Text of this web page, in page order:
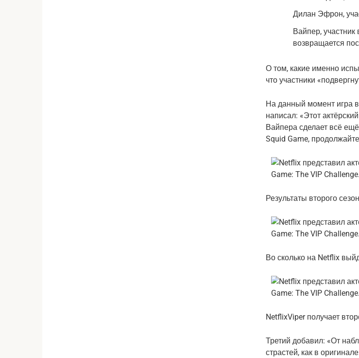
Дилан Эфрон,
Вайпер,
возвращается
О том, какие именно
что участники
На данный момент игра
написал: «Этот
Вайпера сделает всё
Squid Game,
Результаты второго
Во сколько на Netflix
NetflixViper получает
Третий добавил: «От
страстей, как в